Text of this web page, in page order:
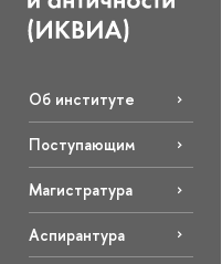
Об институте
Поступающим
Магистратура
Аспирантура